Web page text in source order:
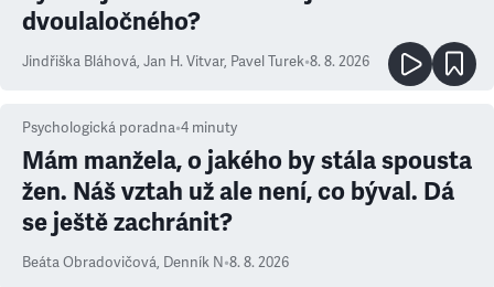
dvoulaločného?
Jindřiška Bláhová, Jan H. Vitvar, Pavel Turek•8. 8. 2026
Psychologická poradna•4 minuty
Mám manžela, o jakého by stála spousta
žen. Náš vztah už ale není, co býval. Dá
se ještě zachránit?
Beáta Obradovičová, Denník N•8. 8. 2026